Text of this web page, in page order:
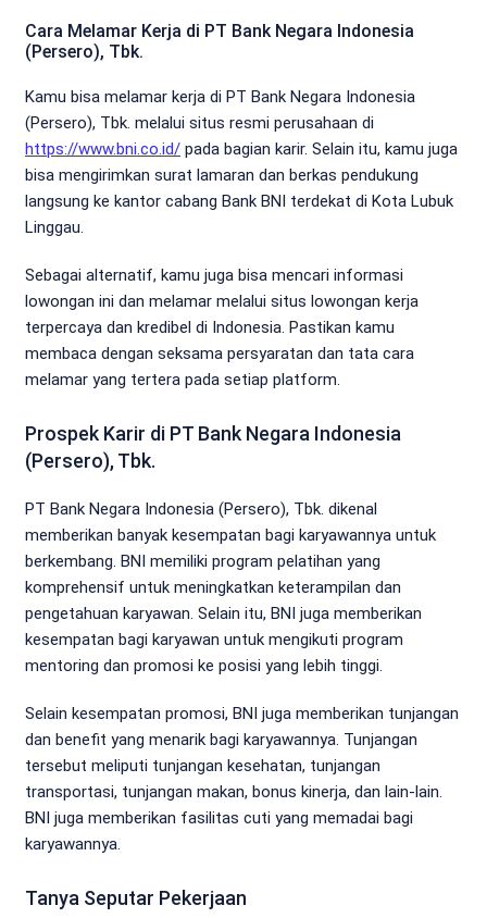
Cara Melamar Kerja di PT Bank Negara Indonesia
(Persero), Tbk.
Kamu bisa melamar kerja di PT Bank Negara Indonesia
(Persero), Tbk. melalui situs resmi perusahaan di
https://www.bni.co.id/ pada bagian karir. Selain itu, kamu juga
bisa mengirimkan surat lamaran dan berkas pendukung
langsung ke kantor cabang Bank BNI terdekat di Kota Lubuk
Linggau.
Sebagai alternatif, kamu juga bisa mencari informasi
lowongan ini dan melamar melalui situs lowongan kerja
terpercaya dan kredibel di Indonesia. Pastikan kamu
membaca dengan seksama persyaratan dan tata cara
melamar yang tertera pada setiap platform.
Prospek Karir di PT Bank Negara Indonesia
(Persero), Tbk.
PT Bank Negara Indonesia (Persero), Tbk. dikenal
memberikan banyak kesempatan bagi karyawannya untuk
berkembang. BNI memiliki program pelatihan yang
komprehensif untuk meningkatkan keterampilan dan
pengetahuan karyawan. Selain itu, BNI juga memberikan
kesempatan bagi karyawan untuk mengikuti program
mentoring dan promosi ke posisi yang lebih tinggi.
Selain kesempatan promosi, BNI juga memberikan tunjangan
dan benefit yang menarik bagi karyawannya. Tunjangan
tersebut meliputi tunjangan kesehatan, tunjangan
transportasi, tunjangan makan, bonus kinerja, dan lain-lain.
BNI juga memberikan fasilitas cuti yang memadai bagi
karyawannya.
Tanya Seputar Pekerjaan